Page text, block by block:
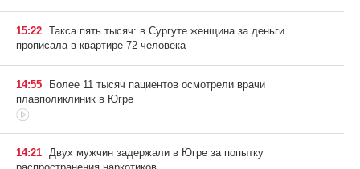
15:22 Такса пять тысяч: в Сургуте женщина за деньги
прописала в квартире 72 человека
14:55
Более 11 тысяч пациентов осмотрели врачи
плавполиклиник в Югре
14:21 Двух мужчин задержали в Югре за попытку